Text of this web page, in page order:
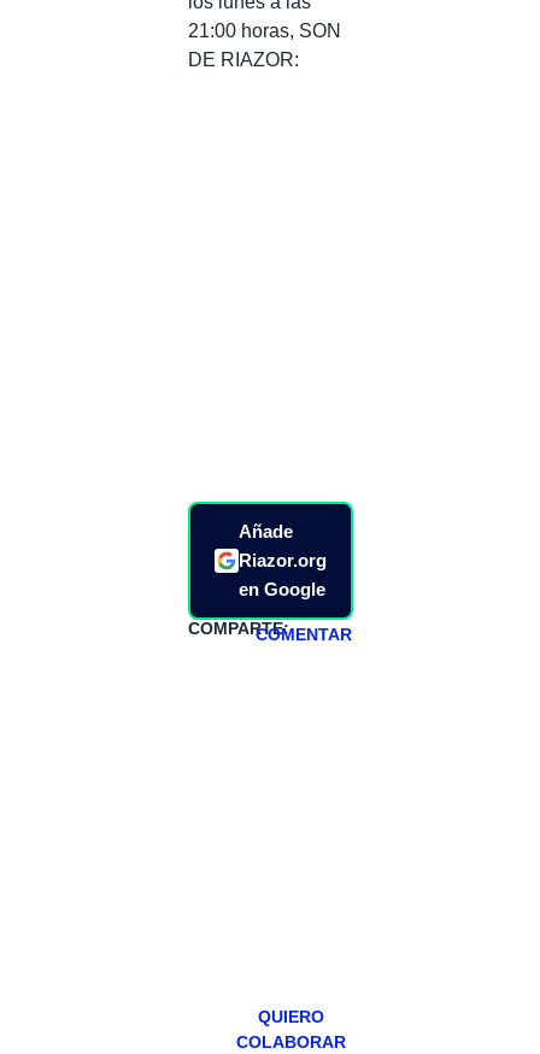
21:00 horas, SON
DE RIAZOR:
Añade
Riazor.org
en Google
COMPARTE:COMENTAR
QUIERO
COLABORAR